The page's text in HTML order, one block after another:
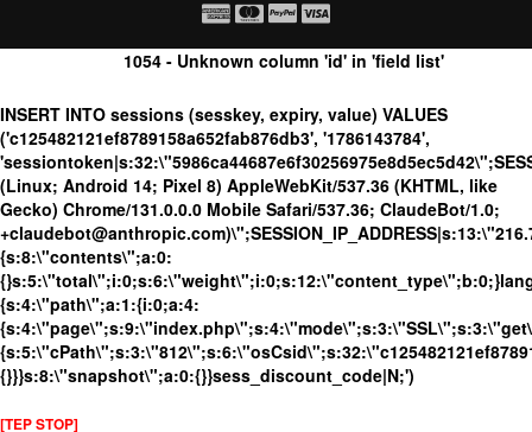
1054 - Unknown column 'id' in 'field list'
INSERT INTO sessions (sesskey, expiry, value) VALUES
('c125482121ef8789158a652fab876db3', '1786143784',
(Linux; Android 14; Pixel 8) AppleWebKit/537.36 (KHTML, like
Gecko) Chrome/131.0.0.0 Mobile Safari/537.36; ClaudeBot/1.0;
{s:8:\"contents\";a:0:
{s:4:\"path\";a:1:{i:0;a:4:
{}}}s:8:\"snapshot\";a:0:{}}sess_discount_code|N;')
[TEP STOP]